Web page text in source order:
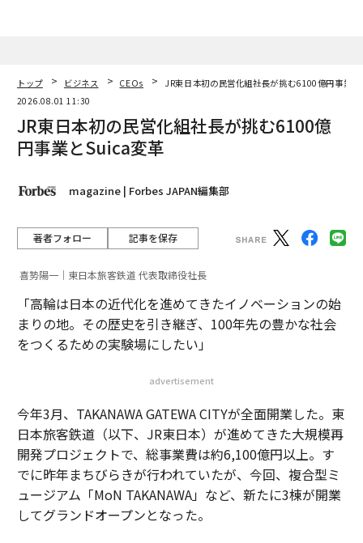
トップ ビジネス CEOs
JR東日本初の民営化組社長が挑む6100億円事業
2026.08.01 11:30
JR東日本初の民営化組社長が挑む6100億
円事業とSuica変革
magazine | Forbes JAPAN編集部
著者フォロー 記事を保存
喜㔟陽一｜東日本旅客鉄道 代表取締役社長
「高輪は日本の近代化を進めてきたイノベーションの始
まりの地。その歴史を引き継ぎ、100年先の豊かな社会
をつくるための実験場にしたい」
advertisement
今年3月、TAKANAWA GATEWA CITYが全面開業した。東
日本旅客鉄道（以下、JR東日本）が進めてきた大規模再
開発プロジェクトで、総事業費は約6,100億円以上。す
でに昨年まちびらきが行われていたが、今回、複合型ミ
ュージアム「MoN TAKANAWA」など、新たに3棟が開業
してグランドオープンとなった。